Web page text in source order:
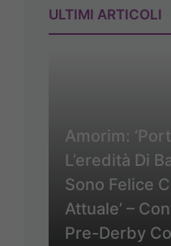
ULTIMI ARTICOLI
Amorim:
L’eredità Di
Sono Felice
Attuale’ –
Pre-Derby